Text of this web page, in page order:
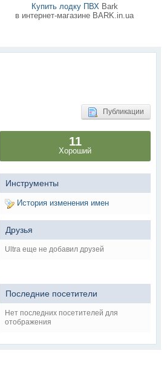
Купить лодку ПВХBark
в интернет-магазине BARK.in.ua
Публикации
11
Хороший
Инструменты
История изменения имен
Друзья
Ultra еще не добавил друзей
Последние посетители
Нет последних посетителей для
отображения